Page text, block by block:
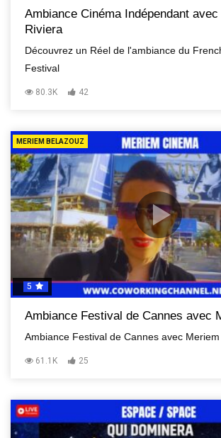
Ambiance Cinéma Indépendant
Riviera
Découvrez un Réel de l'ambiance du
Festival
80.3K 42
MERIEM BELAZOUZ
5
Ambiance Festival de Cannes avec
Ambiance Festival de Cannes avec Meriem
61.1K 25